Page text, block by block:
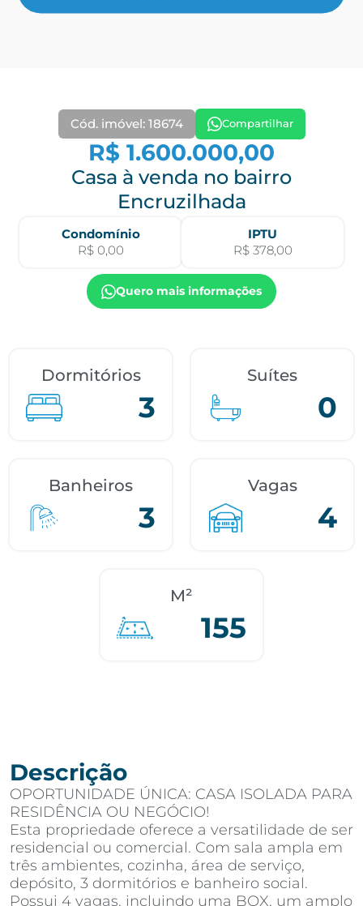
Cód. imóvel: 18674 Compartilhar
R$ 1.600.000,00
Casa à venda no bairro
Encruzilhada
Condomínio
R$ 0,00
IPTU
R$ 378,00
Quero mais informações
Dormitórios
3
Suítes
0
Banheiros
3
Vagas
4
M²
155
Descrição
OPORTUNIDADE ÚNICA: CASA ISOLADA PARA
RESIDÊNCIA OU NEGÓCIO!
Esta propriedade oferece a versatilidade de ser
residencial ou comercial. Com sala ampla em
três ambientes, cozinha, área de serviço,
depósito, 3 dormitórios e banheiro social.
Possui 4 vagas, incluindo uma BOX, um amplo